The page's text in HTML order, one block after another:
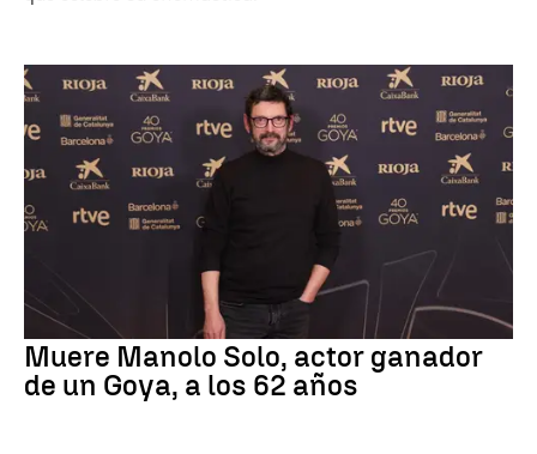
Muere Manolo Solo, actor ganador
de un Goya, a los 62 años